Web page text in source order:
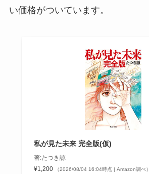
い価格がついています。
私が見た未来 完全版(仮)
著:たつき諒
¥1,200
（2026/08/04 16:04時点 | Amazon調べ）